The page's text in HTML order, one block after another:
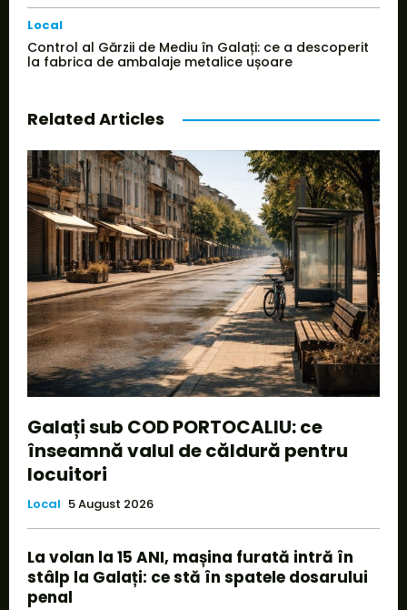
Local
Control al Gărzii de Mediu în Galați: ce a descoperit
la fabrica de ambalaje metalice ușoare
Related Articles
Galați sub COD PORTOCALIU: ce
înseamnă valul de căldură pentru
locuitori
Local 5 August 2026
La volan la 15 ANI, mașina furată intră în
stâlp la Galați: ce stă în spatele dosarului
penal